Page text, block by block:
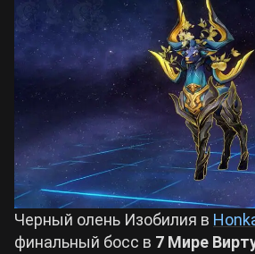
Crimson Desert
Zenless Zone Zero
Kingdom Come: Deliverance 2
Path of Exile 2
Билды Arknights: Endfield
Билды Wuthering Waves
Билды Cyberpunk 2077
Билды Path of Exile 2
Черный олень Изобилия в
финальный босс в 7 Мире